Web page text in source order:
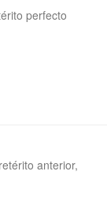
perfecto
anterior,